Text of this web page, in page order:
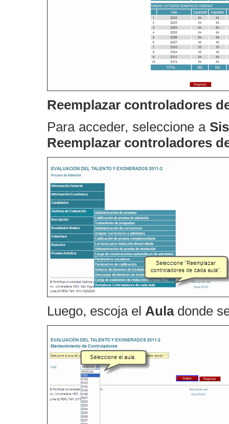
Reemplazar controladores
Para acceder, seleccione a
Reemplazar controladores
Luego, escoja el Auladonde